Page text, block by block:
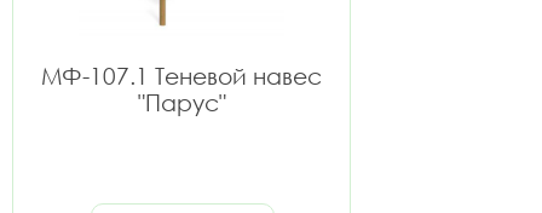
МФ-107.1 Теневой навес
"Парус"